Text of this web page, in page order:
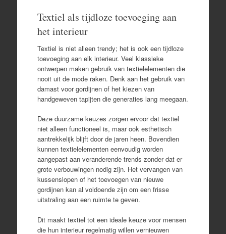
Textiel als tijdloze toevoeging aan
het interieur
Textiel is niet alleen trendy; het is ook een tijdloze
toevoeging aan elk interieur. Veel klassieke
ontwerpen maken gebruik van textielelementen die
nooit uit de mode raken. Denk aan het gebruik van
damast voor gordijnen of het kiezen van
handgeweven tapijten die generaties lang meegaan.
Deze duurzame keuzes zorgen ervoor dat textiel
niet alleen functioneel is, maar ook esthetisch
aantrekkelijk blijft door de jaren heen. Bovendien
kunnen textielelementen eenvoudig worden
aangepast aan veranderende trends zonder dat er
grote verbouwingen nodig zijn. Het vervangen van
kussenslopen of het toevoegen van nieuwe
gordijnen kan al voldoende zijn om een frisse
uitstraling aan een ruimte te geven.
Dit maakt textiel tot een ideale keuze voor mensen
die hun interieur regelmatig willen vernieuwen